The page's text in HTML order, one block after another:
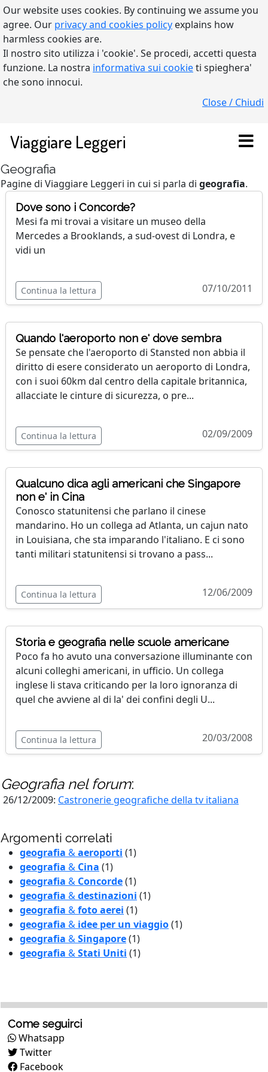
Our website uses cookies. By continuing we assume you
agree. Our privacy and cookies policy explains how
harmless cookies are.
Il nostro sito utilizza i 'cookie'. Se procedi, accetti questa
funzione. La nostra informativa sui cookieti spieghera'
che sono innocui.
Close / Chiudi
Viaggiare Leggeri
Geografia
Pagine di Viaggiare Leggeri in cui si parla di geografia.
Dove sono i Concorde?
Mesi fa mi trovai a visitare un museo della
Mercedes a Brooklands, a sud-ovest di Londra, e
vidi un
Continua la lettura 07/10/2011
Quando l'aeroporto non e' dove sembra
Se pensate che l'aeroporto di Stansted non abbia il
diritto di esere considerato un aeroporto di Londra,
con i suoi 60km dal centro della capitale britannica,
allacciate le cinture di sicurezza, o pre...
Continua la lettura 02/09/2009
Qualcuno dica agli americani che Singapore
non e' in Cina
Conosco statunitensi che parlano il cinese
mandarino. Ho un collega ad Atlanta, un cajun nato
in Louisiana, che sta imparando l'italiano. E ci sono
tanti militari statunitensi si trovano a pass...
Continua la lettura 12/06/2009
Storia e geografia nelle scuole americane
Poco fa ho avuto una conversazione illuminante con
alcuni colleghi americani, in ufficio. Un collega
inglese li stava criticando per la loro ignoranza di
quel che avviene al di la' dei confini degli U...
Continua la lettura 20/03/2008
Geografianel forum:
26/12/2009: Castronerie geografiche della tv italiana
Argomenti correlati
geografia &aeroporti (1)
geografia & Cina (1)
geografia & Concorde(1)
geografia &destinazioni (1)
geografia &foto aerei (1)
geografia & idee per un viaggio(1)
geografia &Singapore(1)
geografia &Stati Uniti (1)
Come seguirci
Whatsapp
Twitter
Facebook